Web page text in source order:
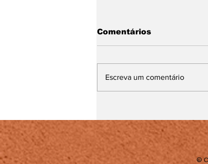
acontece neste
(8)
Comentários
Escreva um comentário
©